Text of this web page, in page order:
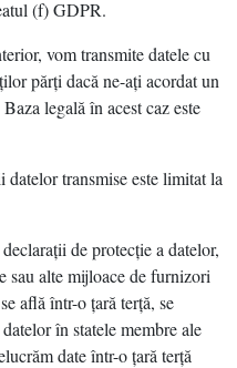
(f) GDPR.
vom transmite datele cu
părţi dacă ne-aţi acordat un
legală în acest caz este
transmise este limitat la
de protecţie a datelor,
sau alte mijloace de furnizori
află într-o ţară terţă, se
în statele membre ale
date într-o ţară terţă